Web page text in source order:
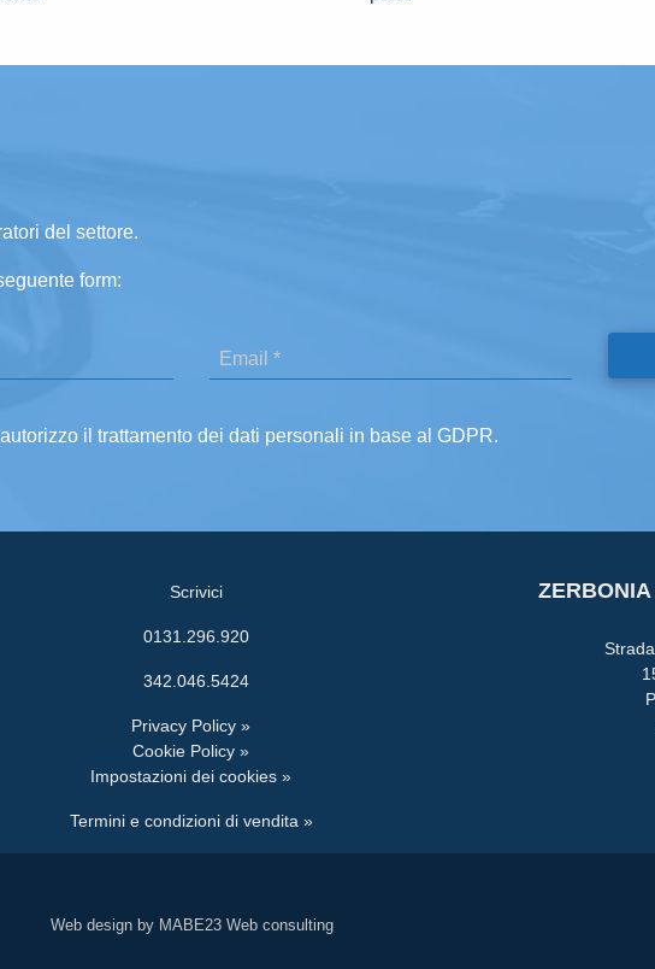
del settore.
form:
il trattamento dei dati personali in base al GDPR.
Scrivici
0131.296.920
342.046.5424
Privacy Policy »
Cookie Policy »
Impostazioni dei cookies »
Termini e condizioni di vendita »
Web design by MABE23 Web consulting